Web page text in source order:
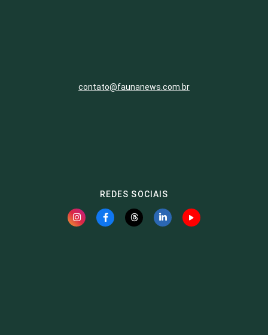
contato@faunanews.com.br
REDES SOCIAIS